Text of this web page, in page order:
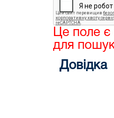
Це поле
для
Довідка